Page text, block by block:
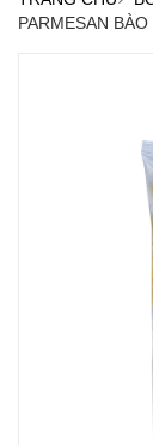
PARMESAN